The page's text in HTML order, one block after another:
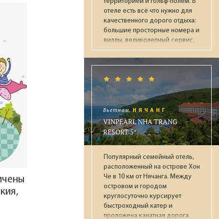
отеле есть всё что нужно для
качественного дорого отдыха:
большие просторные номера и
виллы, великолепный сервис,
множество ресторанов и баров,
достойное питание по системе
аквапарк, парк динозавров,
несколько бассейнов, СПА-
центр, фитнес, ночной клуб,
боулинг. Рекомендуется для
обеспеченных пар и отдыха с
детьми.
Вьетнам,НЯЧАНГ
VINPEARL NHA TRANG
RESORT 5*
Популярный семейный отель,
расположенный на острове Хон
Че в 10 км от Нячанга. Между
островом и городом
круглосуточно курсирует
быстроходный катер и
проложена канатная дорога.